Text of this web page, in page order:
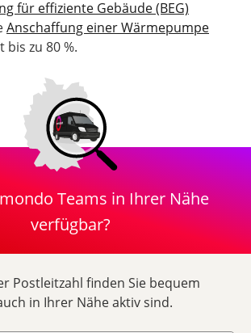
für effiziente Gebäude (BEG)
Anschaffung einer Wärmepumpe
zu 80 %.
Teams in Ihrer Nähe
verfügbar?
Postleitzahl finden Sie bequem
in Ihrer Nähe aktiv sind.